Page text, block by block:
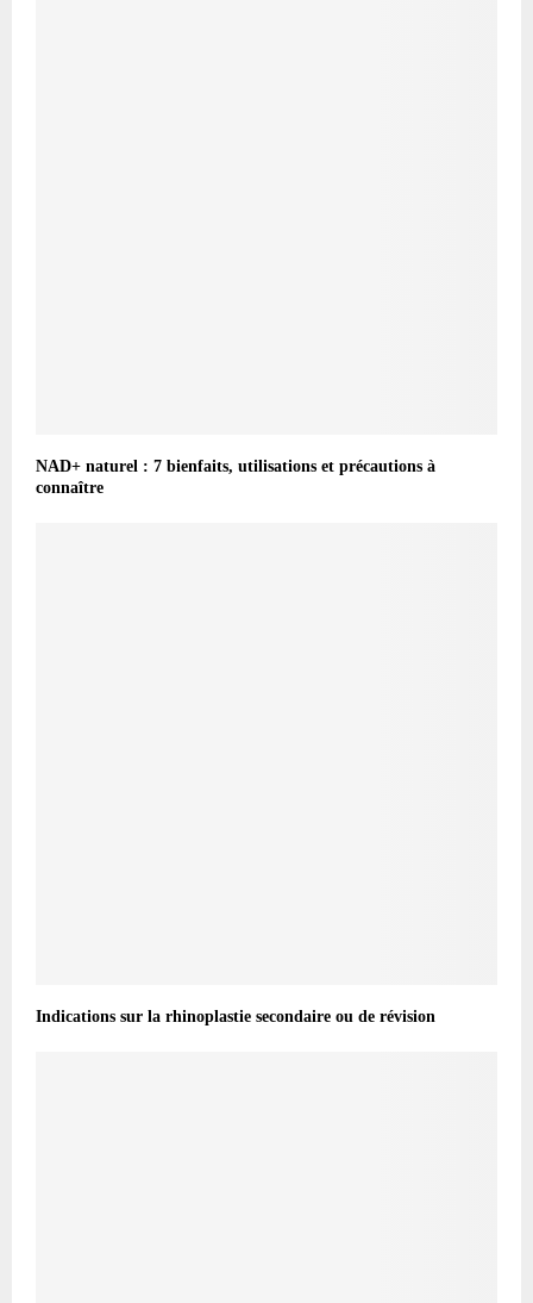
NAD+ naturel : 7 bienfaits, utilisations et précautions à
connaître
Indications sur la rhinoplastie secondaire ou de révision